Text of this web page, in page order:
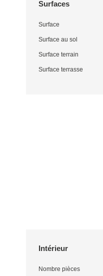
Surfaces
Surface
Surface au sol
Surface terrain
Surface terrasse
Intérieur
Nombre pièces